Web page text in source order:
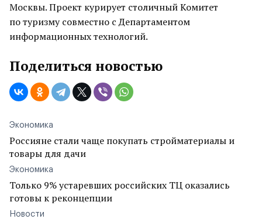
Москвы. Проект курирует столичный Комитет
по туризму совместно с Департаментом
информационных технологий.
Поделиться новостью
Экономика
Россияне стали чаще покупать стройматериалы и
товары для дачи
Экономика
Только 9% устаревших российских ТЦ оказались
готовы к реконцепции
Новости